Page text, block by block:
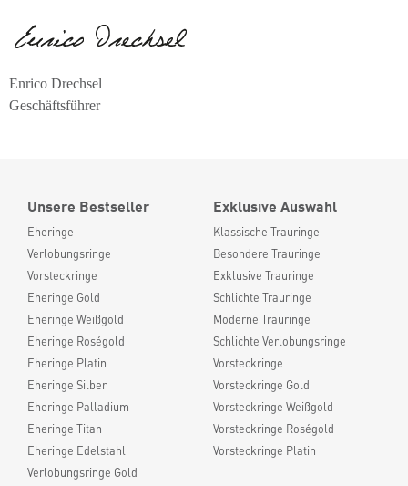
Enrico Drechsel
Geschäftsführer
Unsere Bestseller
Eheringe
Verlobungsringe
Vorsteckringe
Eheringe Gold
Eheringe Weißgold
Eheringe Roségold
Eheringe Platin
Eheringe Silber
Eheringe Palladium
Eheringe Titan
Eheringe Edelstahl
Verlobungsringe Gold
Exklusive Auswahl
Klassische Trauringe
Besondere Trauringe
Exklusive Trauringe
Schlichte Trauringe
Moderne Trauringe
Schlichte Verlobungsringe
Vorsteckringe
Vorsteckringe Gold
Vorsteckringe Weißgold
Vorsteckringe Roségold
Vorsteckringe Platin